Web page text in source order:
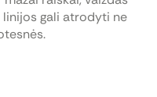
linijos gali atrodyti ne